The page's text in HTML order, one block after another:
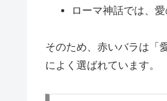
ローマ神話では、
そのため、赤いバラは「
によく選ばれています。